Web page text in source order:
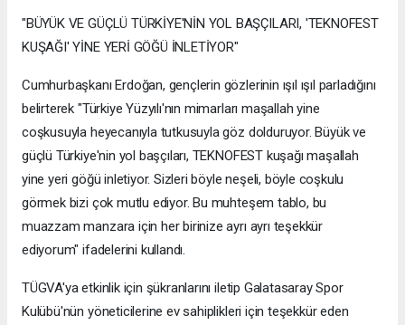
"BÜYÜK VE GÜÇLÜ TÜRKİYE'NİN YOL BAŞÇILARI, 'TEKNOFEST
KUŞAĞI' YİNE YERİ GÖĞÜ İNLETİYOR"
Cumhurbaşkanı Erdoğan, gençlerin gözlerinin ışıl ışıl parladığını
belirterek "Türkiye Yüzyılı'nın mimarları maşallah yine
coşkusuyla heyecanıyla tutkusuyla göz dolduruyor. Büyük ve
güçlü Türkiye'nin yol başçıları, TEKNOFEST kuşağı maşallah
yine yeri göğü inletiyor. Sizleri böyle neşeli, böyle coşkulu
görmek bizi çok mutlu ediyor. Bu muhteşem tablo, bu
muazzam manzara için her birinize ayrı ayrı teşekkür
ediyorum" ifadelerini kullandı.
TÜGVA'ya etkinlik için şükranlarını iletip Galatasaray Spor
Kulübü'nün yöneticilerine ev sahiplikleri için teşekkür eden